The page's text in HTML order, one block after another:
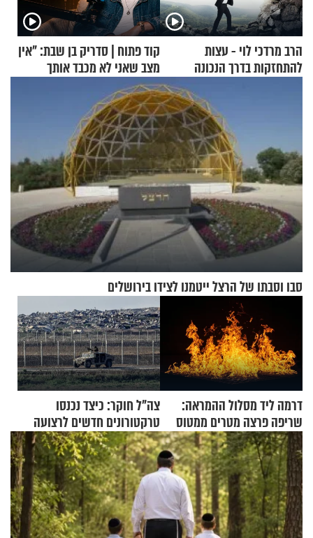
הרב מרדכי לוי - עצות
להתחזקות בדרך הנכונה
קוד פתוח | סדריק בן שבת: "אין
מצב שאני לא מכבד אותך
בבוקר בהנחת תפילין"
סבו וסבתו של הרצל ייטמנו לצידו בירושלים
דרמה ליד מסלול ההמראה:
שריפה פרצה מטרים ממטוס
מלא בנוסעים
צה"ל חוקר: כיצד נכנסו
טרקטורונים חדשים לרצועה